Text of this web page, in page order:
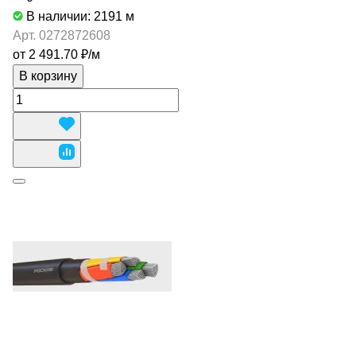
В наличии: 2191 м
Арт. 0272872608
от 2 491.70 ₽/м
В корзину